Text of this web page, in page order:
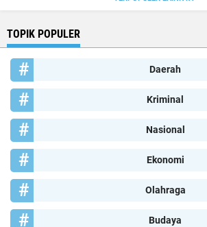
TOPIK POPULER
Daerah
Kriminal
Nasional
Ekonomi
Olahraga
Budaya